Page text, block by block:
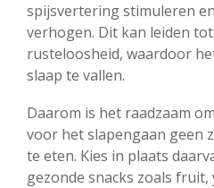
spijsvertering stimuleren
verhogen. Dit kan leiden
rusteloosheid, waardoor
slaap te vallen.
Daarom is het raadzaam
voor het slapengaan geen
te eten. Kies in plaats
gezonde snacks zoals